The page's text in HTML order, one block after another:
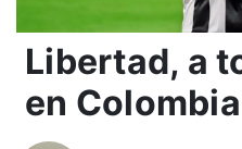
Libertad, a
en Colombia